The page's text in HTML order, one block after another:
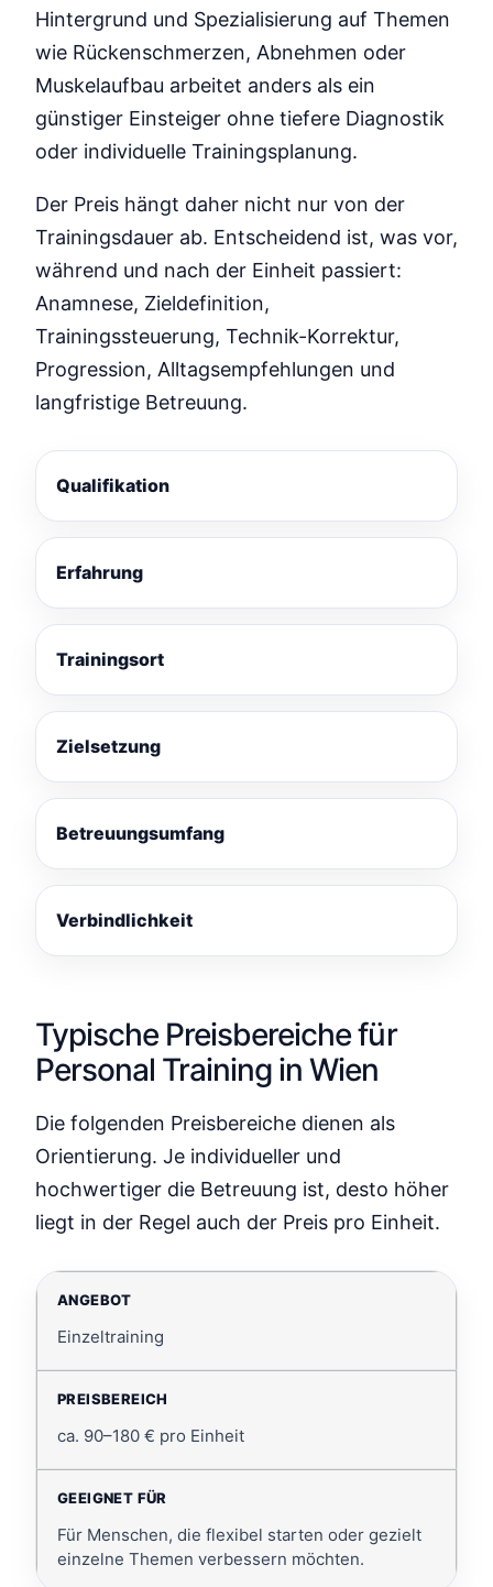
Hintergrund und Spezialisierung auf Themen
wie Rückenschmerzen, Abnehmen oder
Muskelaufbau arbeitet anders als ein
günstiger Einsteiger ohne tiefere Diagnostik
oder individuelle Trainingsplanung.
Der Preis hängt daher nicht nur von der
Trainingsdauer ab. Entscheidend ist, was vor,
während und nach der Einheit passiert:
Anamnese, Zieldefinition,
Trainingssteuerung, Technik-Korrektur,
Progression, Alltagsempfehlungen und
langfristige Betreuung.
Qualifikation
Erfahrung
Trainingsort
Zielsetzung
Betreuungsumfang
Verbindlichkeit
Typische Preisbereiche für
Personal Training in Wien
Die folgenden Preisbereiche dienen als
Orientierung. Je individueller und
hochwertiger die Betreuung ist, desto höher
liegt in der Regel auch der Preis pro Einheit.
Einzeltraining
ca. 90–180 € pro Einheit
Für Menschen, die flexibel starten oder gezielt
einzelne Themen verbessern möchten.